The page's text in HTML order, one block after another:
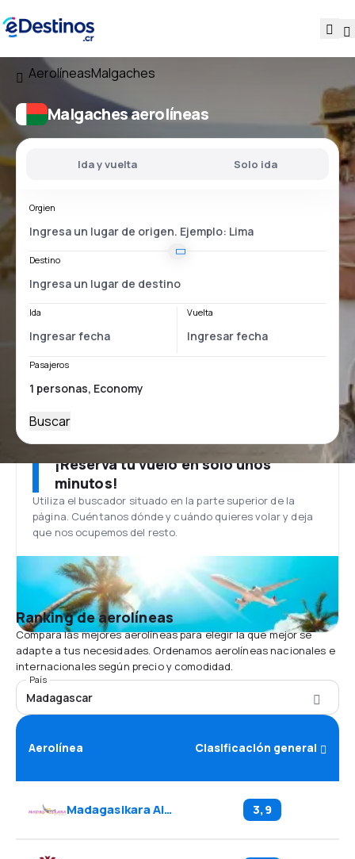
AerolíneasMalgaches
Malgaches aerolíneas
Ida y vuelta Solo ida
Orgien
Destino
Ida Vuelta
Pasajeros
Buscar
¡Reserva tu vuelo en solo unos
minutos!
Utiliza el buscador situado en la parte superior de la
página. Cuéntanos dónde y cuándo quieres volar y deja
que nos ocupemos del resto.
Ranking de aerolíneas
Compara las mejores aerolíneas para elegir la que mejor se
adapte a tus necesidades. Ordenamos aerolíneas nacionales e
internacionales según precio y comodidad.
País
Madagascar
Aerolínea Clasificación general
Madagasikara Airways 3,9